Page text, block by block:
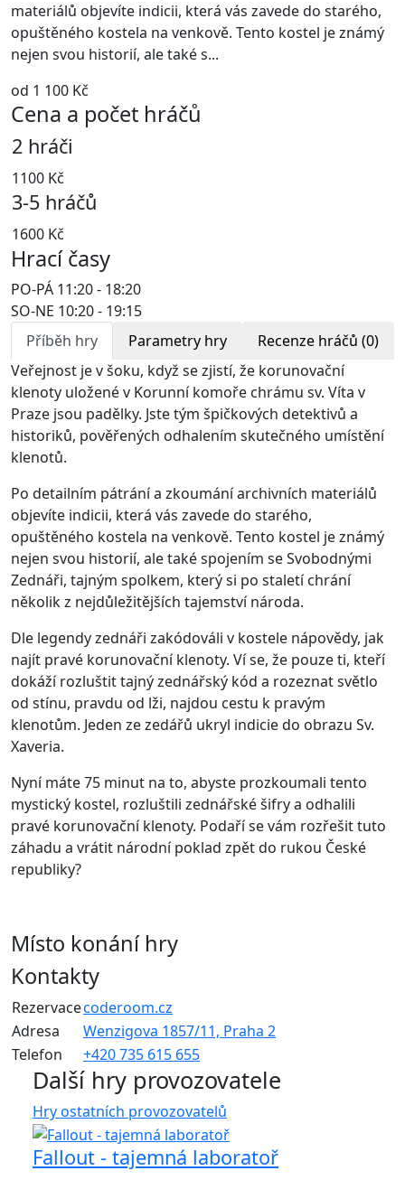
materiálů objevíte indicii, která vás zavede do starého,
opuštěného kostela na venkově. Tento kostel je známý
nejen svou historií, ale také s...
od 1 100 Kč
Cena a počet hráčů
2 hráči
1100 Kč
3-5 hráčů
1600 Kč
Hrací časy
PO-PÁ 11:20- 18:20
SO-NE 10:20- 19:15
Příběh hry
Parametry hry
Recenze hráčů (0)
Veřejnost je v šoku, když se zjistí, že korunovační
klenoty uložené v Korunní komoře chrámu sv. Víta v
Praze jsou padělky. Jste tým špičkových detektivů a
historiků, pověřených odhalením skutečného umístění
klenotů.
Po detailním pátrání a zkoumání archivních materiálů
objevíte indicii, která vás zavede do starého,
opuštěného kostela na venkově. Tento kostel je známý
nejen svou historií, ale také spojením se Svobodnými
Zednáři, tajným spolkem, který si po staletí chrání
několik z nejdůležitějších tajemství národa.
Dle legendy zednáři zakódováli v kostele nápovědy, jak
najít pravé korunovační klenoty. Ví se, že pouze ti, kteří
dokáží rozluštit tajný zednářský kód a rozeznat světlo
od stínu, pravdu od lži, najdou cestu k pravým
klenotům. Jeden ze zedářů ukryl indicie do obrazu Sv.
Xaveria.
Nyní máte 75 minut na to, abyste prozkoumali tento
mystický kostel, rozluštili zednářské šifry a odhalili
pravé korunovační klenoty. Podaří se vám rozřešit tuto
záhadu a vrátit národní poklad zpět do rukou České
republiky?
Místo konání hry
Kontakty
Rezervacecoderoom.cz
Adresa
Wenzigova 1857/11, Praha 2
Telefon
+420 735 615 655
Další hry provozovatele
Hry ostatních provozovatelů
Fallout - tajemná laboratoř